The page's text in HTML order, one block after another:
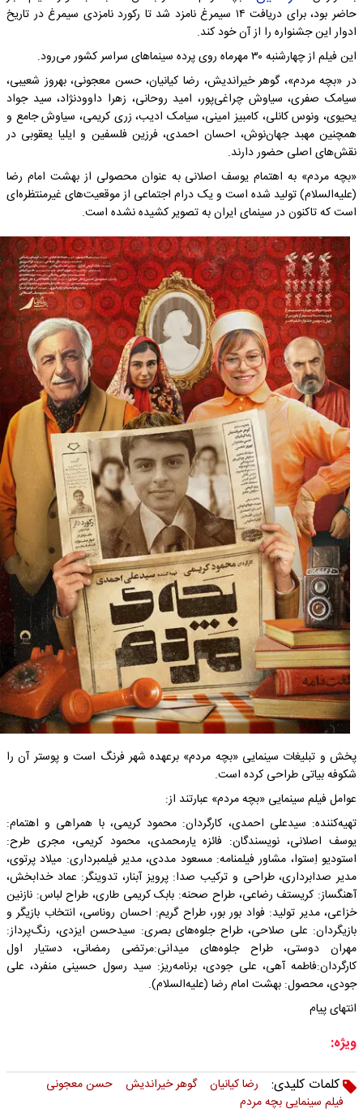
حاضر بود، برای دریافت ۱۴ سیمرغ نامزد شد تا رکورد نامزدی سیمرغ در تاریخ
ادوار این جشنواره را از آن خود کند.
این فیلم از چهارشنبه ۳۰ مهرماه روی پرده سینماهای سراسر کشور می‌رود.
در «بچه مردم»، گوهر خیراندیش، رضا کیانیان، حسن معجونی، بهروز شعیبی،
سیامک صفری، سیاوش چراغی‌پور، امید روحانی، زهرا داوودنژاد، سید جواد
یحیوی، ونوس کانلی، کامبیز امینی، سیامک ادیب، زری کریمی، سیاوش جامع و
همچنین مهبد جهان‌نوش، احسان احمدی، فرزین فلسفین و ایلیا یعقوبی در
نقش‌های اصلی حضور دارند.
«بچه مردم» به اهتمام یوسف اصلانی به عنوان محصولی از بهشت امام رضا
(علیه‌السلام) تولید شده است و یک درام اجتماعی از موقعیت‌های غیرمنتظره‌ای
است که تاکنون در سینمای ایران به تصویر کشیده نشده است.
پخش و تبلیغات سینمایی «بچه مردم» برعهده شهر فرنگ است و پوستر آن را
شکوفه بیاتی طراحی کرده است.
عوامل فیلم سینمایی «بچه مردم» عبارتند از:
تهیه‌کننده: سیدعلی احمدی، کارگردان: محمود کریمی، با همراهی و اهتمام:
یوسف اصلانی، نویسندگان: فائزه یارمحمدی، محمود کریمی، مجری طرح:
استودیو اِستوا، مشاور فیلمنامه: مسعود مددی، مدیر فیلمبرداری: میلاد پرتوی،
مدیر صدابرداری، طراحی و ترکیب صدا: پرویز آبنار، تدوینگر: عماد خدابخش،
آهنگساز: کریستف رضاعی، طراح صحنه: بابک کریمی طاری، طراح لباس: نازنین
خزاعی، مدیر تولید: فواد بور بور، طراح گریم: احسان روناسی،‌ انتخاب بازیگر و
بازیگردان: علی صلاحی، طراح جلوه‌های‌ بصری: سیدحسن ایزدی، رنگ‌پرداز:
مهران دوستی، طراح جلوه‌های میدانی:مرتضی رمضانی، دستیار اول
کارگردان:فاطمه آهی، علی جودی، برنامه‌ریز: سید رسول حسینی منفرد، علی
جودی، محصول: بهشت امام رضا (علیه‌السلام).
انتهای پیام
ویژه:
کلمات کلیدی:
رضا کیانیان گوهر خیراندیش
حسن معجونی
فیلم سینمایی بچه مردم